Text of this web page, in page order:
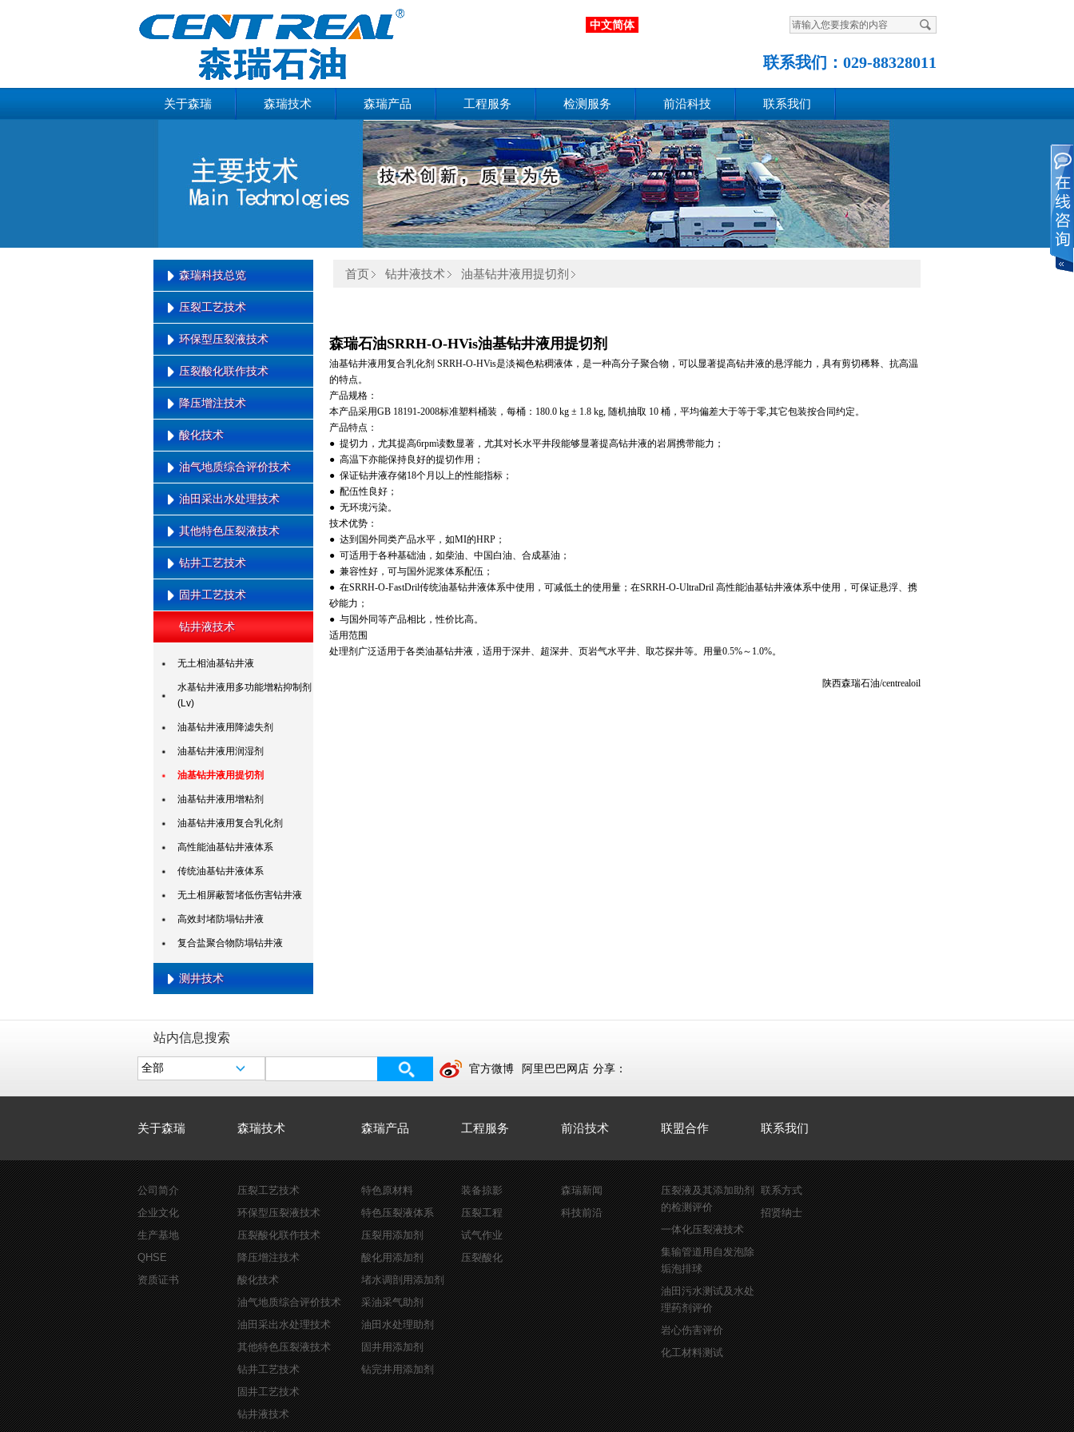
中文简体
联系我们： 029-88328011
关于森瑞 森瑞技术 森瑞产品 工程服务 检测服务 前沿科技 联系我们
森瑞科技总览
森瑞科技总览
压裂工艺技术
缝内暂堵转向压裂技术
水平井油管底封拖动压裂工艺技
水平井泵送桥塞分段压裂技术
水平井连续油管底封拖动压裂技
多缝压裂技术
复杂储层前置酸压裂技术
深层煤压裂技术
层间转向压裂技术
煤层顶板间接压裂技术
高能气体压裂技术
水力喷射压裂技术
连续油管压裂技术
一体化压裂液技术
限流法分层压裂技术
前置解堵液压裂技术
二次加砂压裂工艺技术
环保型压裂液技术
可回收压裂液技术
回注水压裂液技术
压裂酸化联作技术
酸性表面活性剂压裂液
交联酸压裂技术
降压增注技术
低渗油藏纳米降压增注
酸化技术
多氢酸酸化技术
暂堵酸化技术
油气地质综合评价技术
油气勘探综合研究技术
低渗透储层综合评价技术
油田采出水处理技术
油田采出水处理技术
其他特色压裂液技术
清洁压裂液技术
低摩阻滑溜水技术
系列温度有机硼压裂液
高温海水压裂液技术
高温加重压裂液技术
钻井工艺技术
钻井与地质导向一体化
MWD \ LWD
EMWD
固井工艺技术
低压易漏地层低密度固井技术
钻井液技术
无土相油基钻井液
水基钻井液用多功能增粘抑制剂
(Lv)
油基钻井液用降滤失剂
油基钻井液用润湿剂
油基钻井液用提切剂
油基钻井液用增粘剂
油基钻井液用复合乳化剂
高性能油基钻井液体系
传统油基钻井液体系
无土相屏蔽暂堵低伤害钻井液
高效封堵防塌钻井液
复合盐聚合物防塌钻井液
测井技术
致密油气层测井定量评价技术
特低渗油气层测井产能预测技术
首页 钻井液技术 油基钻井液用提切剂
森瑞石油SRRH-O-HVis油基钻井液用提切剂
油基钻井液用复合乳化剂 SRRH-O-HVis是淡褐色粘稠液体，是一种高分子聚合物，可以显著提高钻井液的悬浮能力，具有剪切稀释、抗高温
的特点。
产品规格：
本产品采用GB 18191-2008标准塑料桶装，每桶：180.0 kg ± 1.8 kg, 随机抽取 10 桶，平均偏差大于等于零,其它包装按合同约定。
产品特点：
● 提切力，尤其提高6rpm读数显著，尤其对长水平井段能够显著提高钻井液的岩屑携带能力；
● 高温下亦能保持良好的提切作用；
● 保证钻井液存储18个月以上的性能指标；
● 配伍性良好；
● 无环境污染。
技术优势：
● 达到国外同类产品水平，如MI的HRP；
● 可适用于各种基础油，如柴油、中国白油、合成基油；
● 兼容性好，可与国外泥浆体系配伍；
● 在SRRH-O-FastDril传统油基钻井液体系中使用，可减低土的使用量；在SRRH-O-UltraDril 高性能油基钻井液体系中使用，可保证悬浮、携
砂能力；
● 与国外同等产品相比，性价比高。
适用范围
处理剂广泛适用于各类油基钻井液，适用于深井、超深井、页岩气水平井、取芯探井等。用量0.5%～1.0%。
陕西森瑞石油/centrealoil
站内信息搜索
官方微博 阿里巴巴网店 分享：
关于森瑞 森瑞技术 森瑞产品 工程服务 前沿技术 联盟合作 联系我们
公司简介
企业文化
生产基地
QHSE
资质证书
压裂工艺技术
环保型压裂液技术
压裂酸化联作技术
降压增注技术
酸化技术
油气地质综合评价技术
油田采出水处理技术
其他特色压裂液技术
钻井工艺技术
固井工艺技术
钻井液技术
特色原材料
特色压裂液体系
压裂用添加剂
酸化用添加剂
堵水调剖用添加剂
采油采气助剂
油田水处理助剂
固井用添加剂
钻完井用添加剂
装备掠影
压裂工程
试气作业
压裂酸化
森瑞新闻
科技前沿
压裂液及其添加助剂
的检测评价
一体化压裂液技术
集输管道用自发泡除
垢泡排球
油田污水测试及水处
理药剂评价
岩心伤害评价
化工材料测试
联系方式
招贤纳士